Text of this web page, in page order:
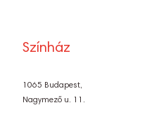
Színház
1065 Budapest,
Nagymező u. 11.